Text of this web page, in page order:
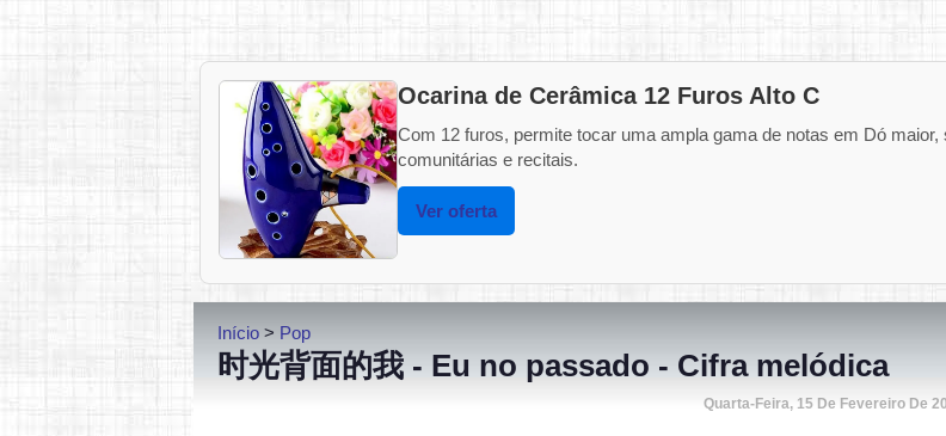
Ocarina de Cerâmica 12 Furos Alto C
Com 12 furos, permite tocar uma ampla gama de notas em Dó
comunitárias e recitais.
Ver oferta
Início > Pop
时光背面的我 - Eu no passado - Cifra melódica
Quarta-Feira, 15 De Fevereiro De